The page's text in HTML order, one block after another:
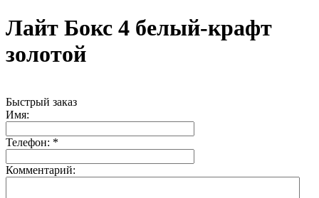
Лайт Бокс 4 белый-крафт
золотой
Быстрый заказ
Имя:
Телефон: *
Комментарий: